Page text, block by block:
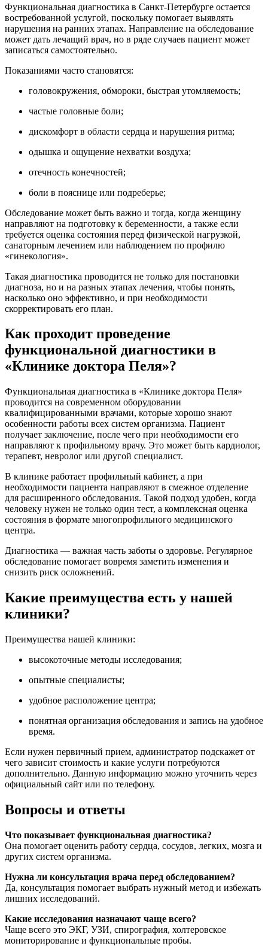
Функциональная диагностика в Санкт-Петербурге остается
востребованной услугой, поскольку помогает выявлять
нарушения на ранних этапах. Направление на обследование
может дать лечащий врач, но в ряде случаев пациент может
записаться самостоятельно.
Показаниями часто становятся:
головокружения, обмороки, быстрая утомляемость;
частые головные боли;
дискомфорт в области сердца и нарушения ритма;
одышка и ощущение нехватки воздуха;
отечность конечностей;
боли в пояснице или подреберье;
Обследование может быть важно и тогда, когда женщину
направляют на подготовку к беременности, а также если
требуется оценка состояния перед физической нагрузкой,
санаторным лечением или наблюдением по профилю
«гинекология».
Такая диагностика проводится не только для постановки
диагноза, но и на разных этапах лечения, чтобы понять,
насколько оно эффективно, и при необходимости
скорректировать его план.
Как проходит проведение
функциональной диагностики в
«Клинике доктора Пеля»?
Функциональная диагностика в «Клинике доктора Пеля»
проводится на современном оборудовании
квалифицированными врачами, которые хорошо знают
особенности работы всех систем организма. Пациент
получает заключение, после чего при необходимости его
направляют к профильному врачу. Это может быть кардиолог,
терапевт, невролог или другой специалист.
В клинике работает профильный кабинет, а при
необходимости пациента направляют в смежное отделение
для расширенного обследования. Такой подход удобен, когда
человеку нужен не только один тест, а комплексная оценка
состояния в формате многопрофильного медицинского
центра.
Диагностика — важная часть заботы о здоровье. Регулярное
обследование помогает вовремя заметить изменения и
снизить риск осложнений.
Какие преимущества есть у нашей
клиники?
Преимущества нашей клиники:
высокоточные методы исследования;
опытные специалисты;
удобное расположение центра;
понятная организация обследования и запись на удобное
время.
Если нужен первичный прием, администратор подскажет от
чего зависит стоимость и какие услуги потребуются
дополнительно. Данную информацию можно уточнить через
официальный сайт или по телефону.
Вопросы и ответы
Что показывает функциональная диагностика?
Она помогает оценить работу сердца, сосудов, легких, мозга и
других систем организма.
Нужна ли консультация врача перед обследованием?
Да, консультация помогает выбрать нужный метод и избежать
лишних исследований.
Какие исследования назначают чаще всего?
Чаще всего это ЭКГ, УЗИ, спирография, холтеровское
мониторирование и функциональные пробы.